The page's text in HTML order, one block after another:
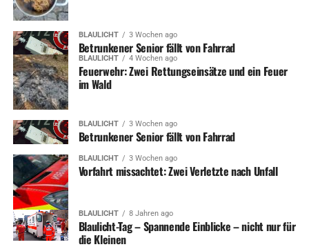
BLAULICHT 3 Wochen ago
Betrunkener Senior fällt von Fahrrad
BLAULICHT 4 Wochen ago
Feuerwehr: Zwei Rettungseinsätze und ein Feuer
im Wald
BLAULICHT 3 Wochen ago
Betrunkener Senior fällt von Fahrrad
BLAULICHT 3 Wochen ago
Vorfahrt missachtet: Zwei Verletzte nach Unfall
BLAULICHT 8 Jahren ago
Blaulicht-Tag – Spannende Einblicke – nicht nur für
die Kleinen